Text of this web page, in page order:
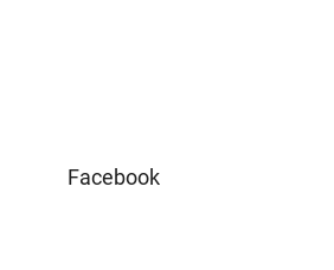
Facebook